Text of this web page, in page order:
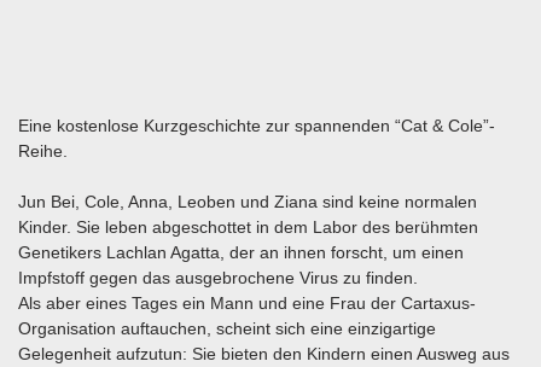
Eine kostenlose Kurzgeschichte zur spannenden “Cat & Cole”-
Reihe.
Jun Bei, Cole, Anna, Leoben und Ziana sind keine normalen
Kinder. Sie leben abgeschottet in dem Labor des berühmten
Genetikers Lachlan Agatta, der an ihnen forscht, um einen
Impfstoff gegen das ausgebrochene Virus zu finden.
Als aber eines Tages ein Mann und eine Frau der Cartaxus-
Organisation auftauchen, scheint sich eine einzigartige
Gelegenheit aufzutun: Sie bieten den Kindern einen Ausweg aus